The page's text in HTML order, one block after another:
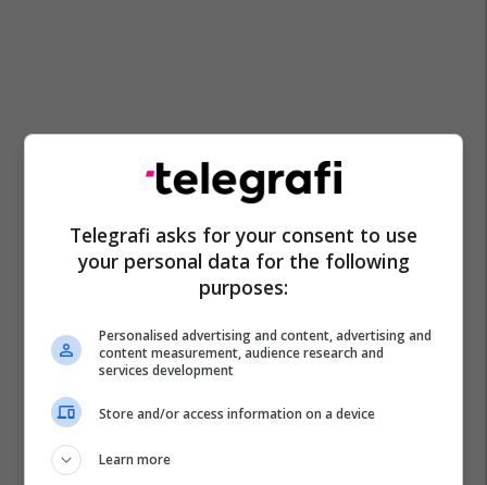
Telegrafi asks for your consent to use
your personal data for the following
purposes:
Personalised advertising and content, advertising and
content measurement, audience research and
services development
Store and/or access information on a device
Learn more